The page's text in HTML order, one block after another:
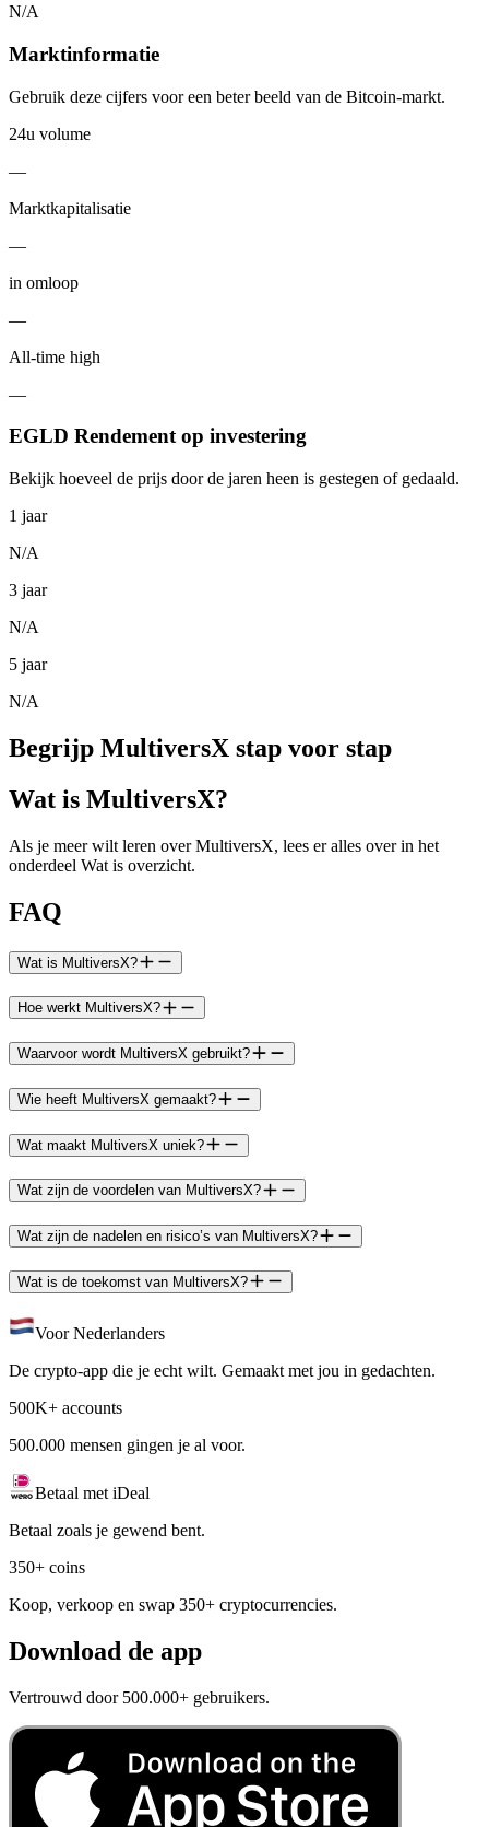
N/A
Marktinformatie
Gebruik deze cijfers voor een beter beeld van de Bitcoin-markt.
24u volume
—
Marktkapitalisatie
—
in omloop
—
All-time high
—
EGLD Rendement op investering
Bekijk hoeveel de prijs door de jaren heen is gestegen of gedaald.
1 jaar
N/A
3 jaar
N/A
5 jaar
N/A
Begrijp MultiversX stap voor stap
Wat is MultiversX?
Als je meer wilt leren over MultiversX, lees er alles over in het
onderdeel Wat is overzicht.
FAQ
Wat is MultiversX?
Hoe werkt MultiversX?
Waarvoor wordt MultiversX gebruikt?
Wie heeft MultiversX gemaakt?
Wat maakt MultiversX uniek?
Wat zijn de voordelen van MultiversX?
Wat zijn de nadelen en risico’s van MultiversX?
Wat is de toekomst van MultiversX?
Voor Nederlanders
De crypto-app die je echt wilt. Gemaakt met jou in gedachten.
500K+ accounts
500.000 mensen gingen je al voor.
Betaal met iDeal
Betaal zoals je gewend bent.
350+ coins
Koop, verkoop en swap 350+ cryptocurrencies.
Download de app
Vertrouwd door 500.000+ gebruikers.